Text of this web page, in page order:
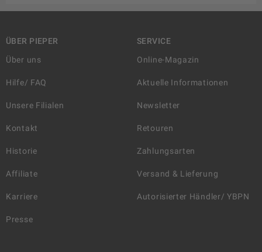
ÜBER PIEPER
Über uns
Hilfe/ FAQ
Unsere Filialen
Kontakt
Historie
Affiliate
Karriere
Presse
SERVICE
Online-Magazin
Aktuelle Informationen
Newsletter
Retouren
Zahlungsarten
Versand & Lieferung
Autorisierter Händler/ YBPN